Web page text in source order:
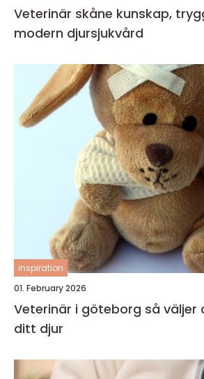
Veterinär skåne kunskap, trygghet och
modern djursjukvård
inspiration
01. February 2026
Veterinär i göteborg så väljer du rätt vård för
ditt djur